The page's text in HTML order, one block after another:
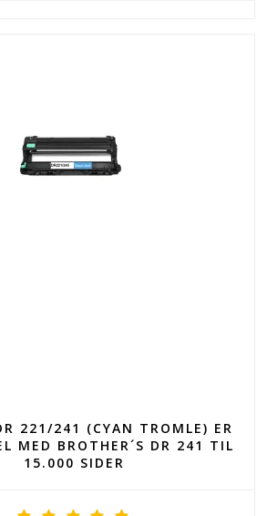
221/241 (CYAN TROMLE) ER
MED BROTHER´S DR 241 TIL
15.000 SIDER